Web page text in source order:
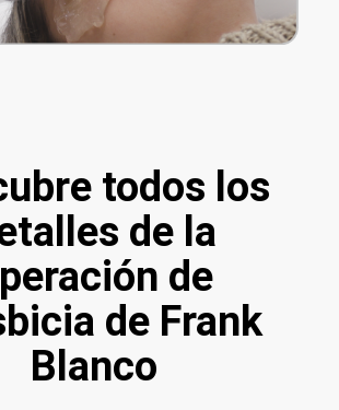
todos los
de la
de
de Frank
Blanco